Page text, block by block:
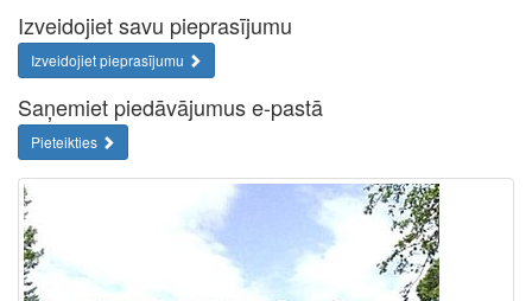
Izveidojiet savu pieprasījumu
Izveidojiet pieprasījumu
Saņemiet piedāvājumus e-pastā
Pieteikties